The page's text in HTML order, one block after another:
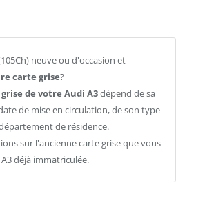
neuve ou d'occasion et
carte grise?
de votre Audi A3dépend de sa
de mise en circulation, de son type
de résidence.
sur l'ancienne carte grise que vous
déjà immatriculée.